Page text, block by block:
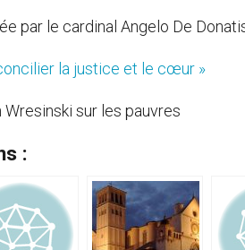
par le cardinal Angelo De
la justice et le cœur »
sur les pauvres
: